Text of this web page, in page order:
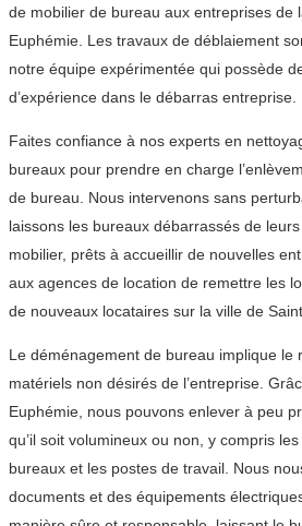
de mobilier de bureau aux entreprises de
Euphémie. Les travaux de déblaiement
notre équipe expérimentée qui possède
d’expérience dans le débarras entreprise.
Faites confiance à nos experts en
bureaux pour prendre en charge
de bureau. Nous intervenons sans
laissons les bureaux débarrassés de
mobilier, prêts à accueillir de nouvelles
aux agences de location de remettre les
de nouveaux locataires sur la ville de
Le déménagement de bureau implique le
matériels non désirés de l’entreprise.
Euphémie, nous pouvons enlever à peu
qu’il soit volumineux ou non, y compris
bureaux et les postes de travail. Nous
documents et des équipements